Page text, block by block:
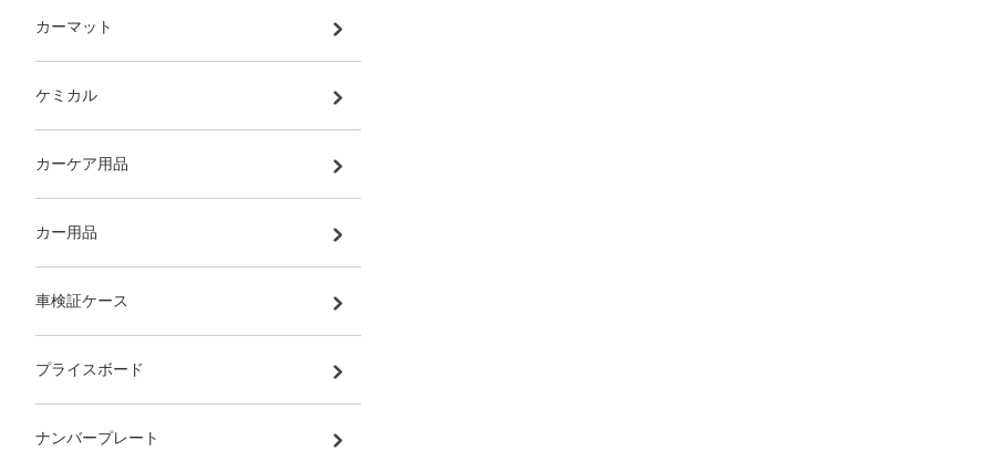
カーマット
ケミカル
カーケア用品
カー用品
車検証ケース
プライスボード
ナンバープレート